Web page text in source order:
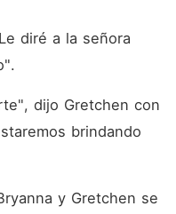
diré a la señora
dijo Gretchen con
brindando
y Gretchen se